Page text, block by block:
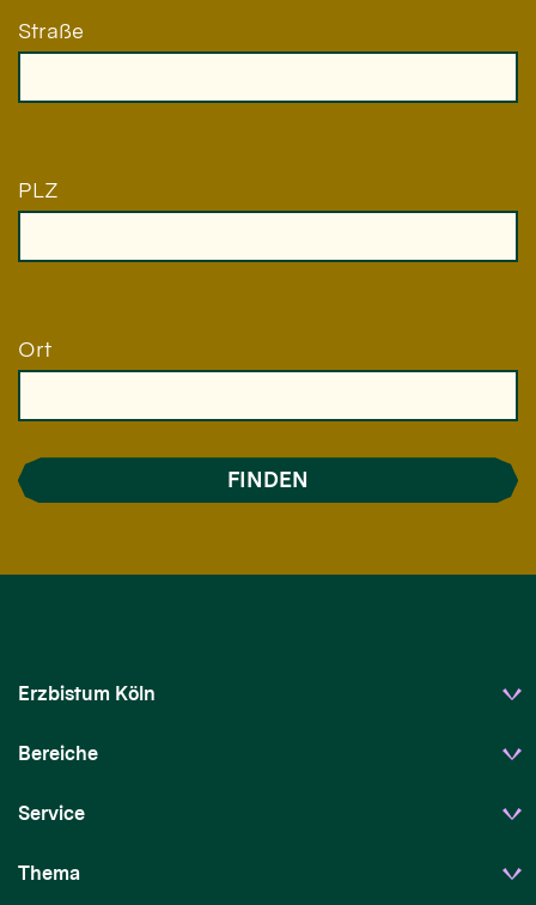
Straße
PLZ
Ort
Erzbistum Köln
Bereiche
Service
Thema